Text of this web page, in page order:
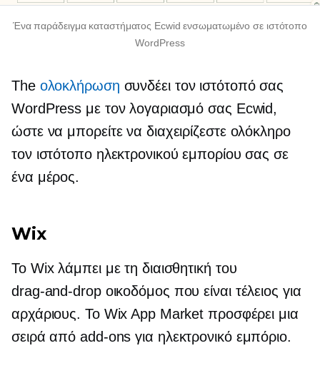
Ένα παράδειγμα καταστήματος Ecwid ενσωματωμένο σε ιστότοπο
WordPress
The ολοκλήρωση συνδέει τον ιστότοπό σας
WordPress με τον λογαριασμό σας Ecwid,
ώστε να μπορείτε να διαχειρίζεστε ολόκληρο
τον ιστότοπο ηλεκτρονικού εμπορίου σας σε
ένα μέρος.
Wix
Το Wix λάμπει με τη διαισθητική του
drag-and-dropοικοδόμος που είναι τέλειος για
αρχάριους. Το Wix App Market προσφέρει μια
σειρά απόadd-ons για ηλεκτρονικό εμπόριο.